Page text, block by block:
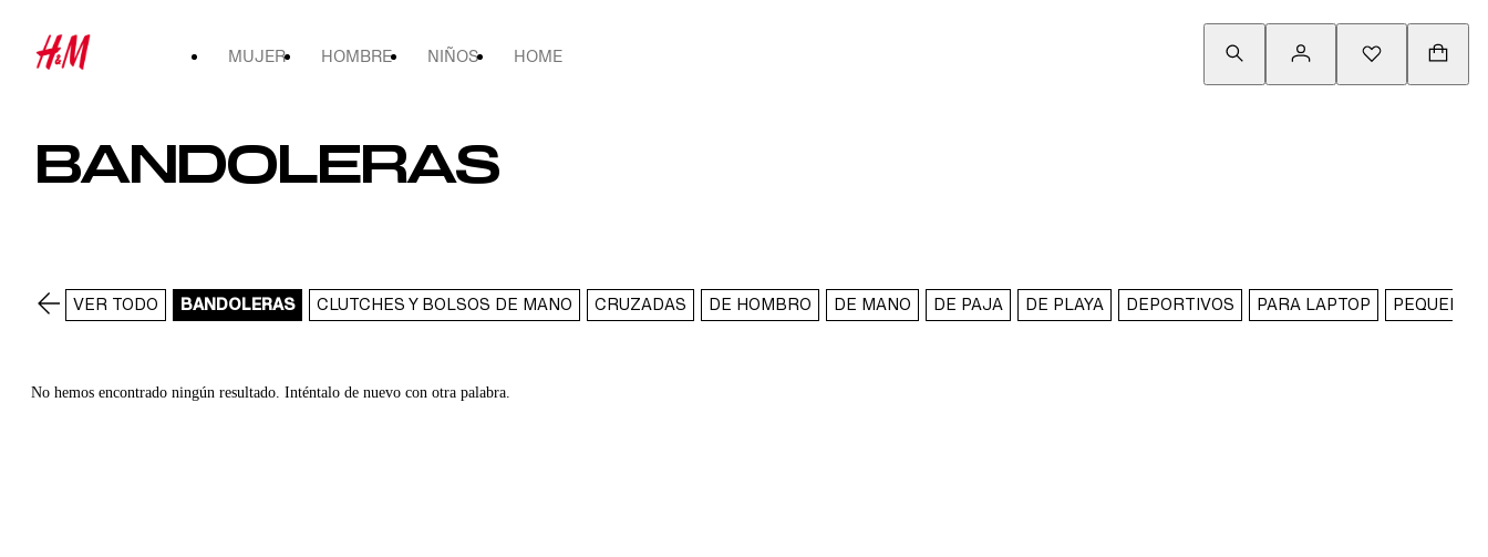
MUJER HOMBRE NIÑOS HOME
BANDOLERAS
VER TODO BANDOLERAS CLUTCHES Y BOLSOS DE MANO CRUZADAS DE HOMBRO DE MANO DE PAJA DE PLAYA DEPORTIVOS PARA LAPTOP PEQUEÑAS
No hemos encontrado ningún resultado. Inténtalo de nuevo con otra palabra.